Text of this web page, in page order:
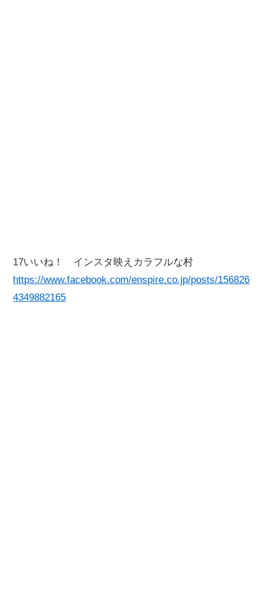
17いいね！ インスタ映えカラフルな村
https://www.facebook.com/enspire.co.jp/posts/156826
4349882165